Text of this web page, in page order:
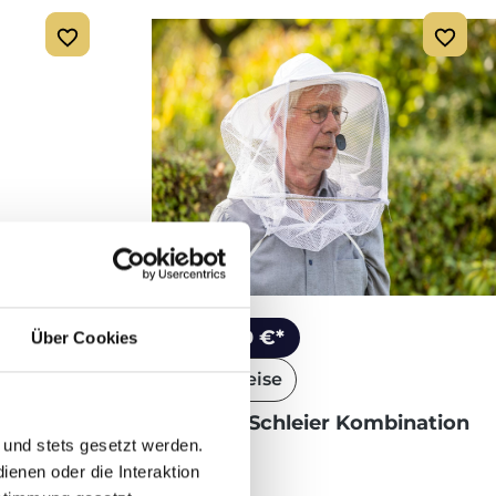
Über Cookies
stets gesetzt werden.
oder die Interaktion
Khaki
ab 22,90 €*
Staffelpreise
Ami-Hut/Schleier Kombination
Gr. 59